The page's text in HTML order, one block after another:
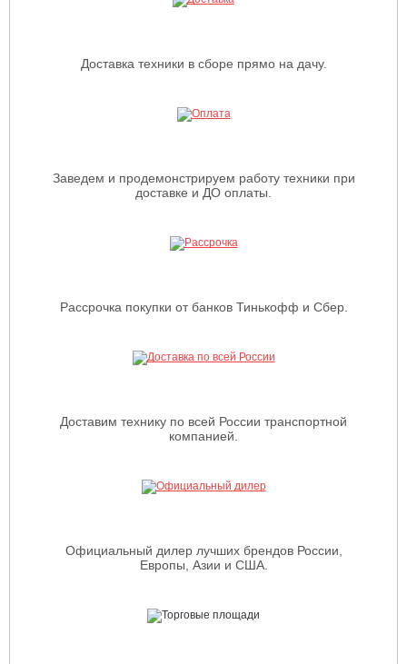
Доставка техники в сборе прямо на дачу.
Заведем и продемонстрируем работу техники при
доставке и ДО оплаты.
Рассрочка покупки от банков Тинькофф и Сбер.
Доставим технику по всей России транспортной
компанией.
Официальный дилер лучших брендов России,
Европы, Азии и США.